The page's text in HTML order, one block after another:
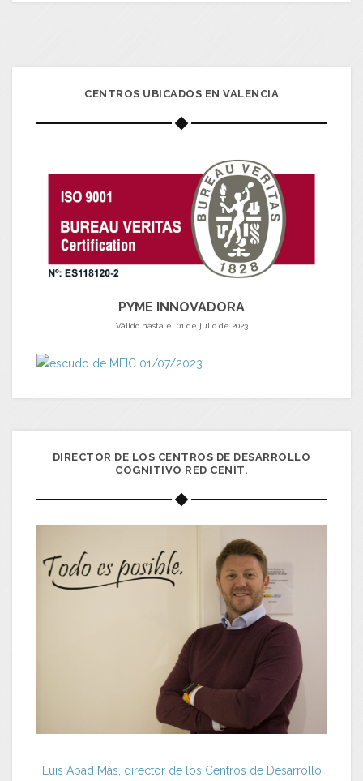
CENTROS UBICADOS EN VALENCIA
PYME INNOVADORA
Válido hasta el 01 de julio de 2023
DIRECTOR DE LOS CENTROS DE DESARROLLO
COGNITIVO RED CENIT.
Luis Abad Más, director de los Centros de Desarrollo